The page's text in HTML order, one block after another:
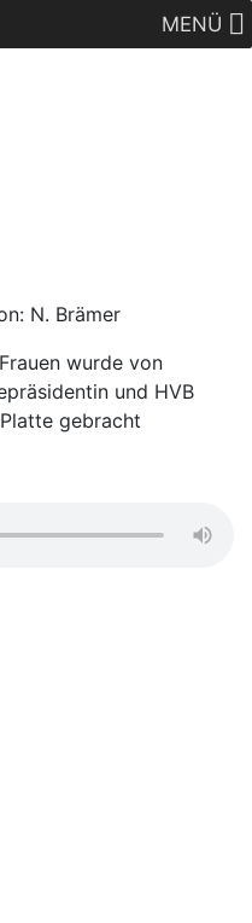
MENÜ
N. Brämer
wurde von
und HVB
gebracht